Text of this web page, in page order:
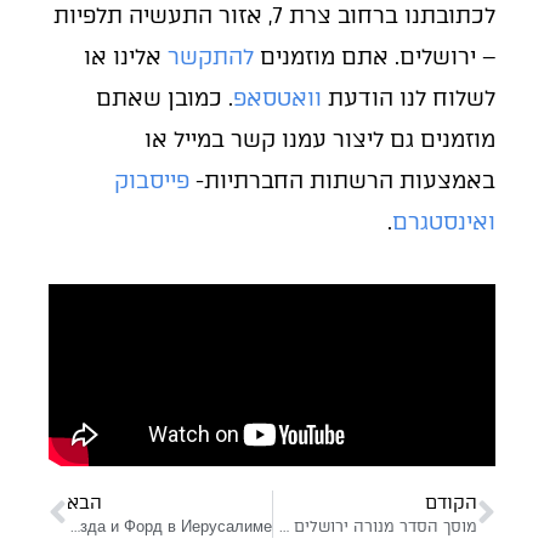
לכתובתנו ברחוב צרת 7, אזור התעשיה תלפיות
– ירושלים. אתם מוזמנים להתקשר אלינו או
לשלוח לנו הודעת וואטסאפ. כמובן שאתם
מוזמנים גם ליצור עמנו קשר במייל או
באמצעות הרשתות החברתיות- פייסבוק
ואינסטגרם.
הקודם הבא